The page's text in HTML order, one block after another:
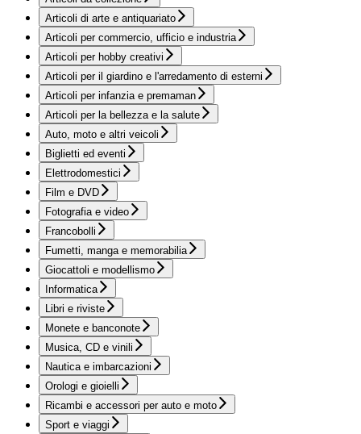
Articoli di arte e antiquariato
Articoli per commercio, ufficio e industria
Articoli per hobby creativi
Articoli per il giardino e l'arredamento di esterni
Articoli per infanzia e premaman
Articoli per la bellezza e la salute
Auto, moto e altri veicoli
Biglietti ed eventi
Elettrodomestici
Film e DVD
Fotografia e video
Francobolli
Fumetti, manga e memorabilia
Giocattoli e modellismo
Informatica
Libri e riviste
Monete e banconote
Musica, CD e vinili
Nautica e imbarcazioni
Orologi e gioielli
Ricambi e accessori per auto e moto
Sport e viaggi